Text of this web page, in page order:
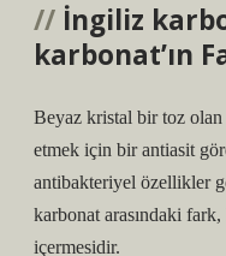
İngiliz
karbonat’ın
Beyaz kristal bir toz
etmek için bir antiasit
antibakteriyel özellikler
karbonat arasındaki
içermesidir.